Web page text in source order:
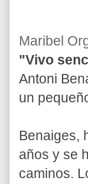
Maribel
"Vivo
Antoni
un
Benaiges,
años y se
caminos.